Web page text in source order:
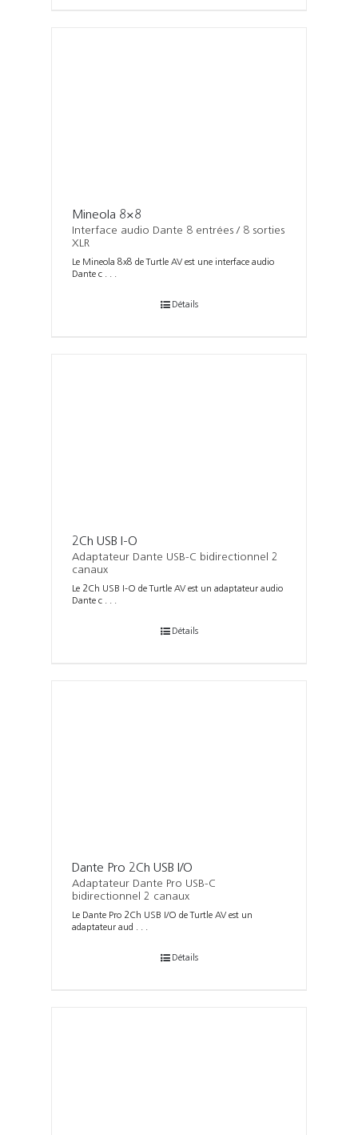
Mineola 8×8
Interface audio Dante 8 entrées / 8 sorties
XLR
Le Mineola 8x8 de Turtle AV est une interface audio
Dante c . . .
Détails
2Ch USB I-O
Adaptateur Dante USB-C bidirectionnel 2
canaux
Le 2Ch USB I-O de Turtle AV est un adaptateur audio
Dante c . . .
Détails
Dante Pro 2Ch USB I/O
Adaptateur Dante Pro USB-C
bidirectionnel 2 canaux
Le Dante Pro 2Ch USB I/O de Turtle AV est un
adaptateur aud . . .
Détails